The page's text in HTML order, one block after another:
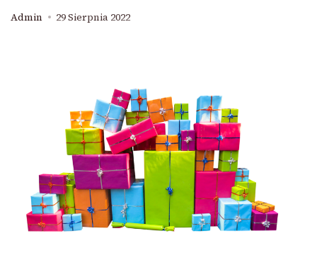
Admin 29 Sierpnia 2022